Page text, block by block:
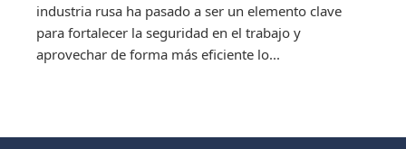
industria rusa ha pasado a ser un elemento clave
para fortalecer la seguridad en el trabajo y
aprovechar de forma más eficiente lo...